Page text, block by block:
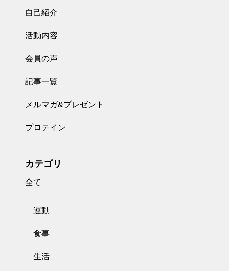
自己紹介
活動内容
会員の声
記事一覧
メルマガ&プレゼント
プロテイン
カテゴリ
全て
運動
食事
生活